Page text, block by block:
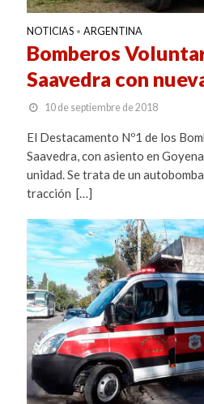
NOTICIAS • ARGENTINA
Bomberos
Saavedra con
10 de septiembre de 2018
El Destacamento Nº1 de los
Saavedra, con asiento en
unidad. Se trata de un
tracción […]